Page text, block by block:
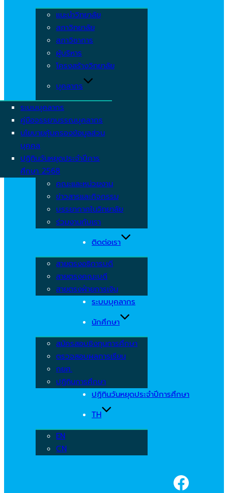
แนะนำวิทยาลัย
สภาวิทยาลัย
สภาวิชาการ
ผู้บริหาร
โครงสร้างวิทยาลัย
บุคลากร
ระบบบุคลากร
คู่มือจรรยาบรรณบุคลากร
นโยบายคุ้มครองข้อมูลส่วน
บุคคล
ปฏิทินวันหยุดประจำปีการ
ศึกษา 2568
คณะและหน่วยงาน
ข่าวสารและกิจกรรม
บรรยากาศในวิทยาลัย
ร่วมงานกับเรา
ติดต่อเรา
สายตรงอธิการบดี
สายตรงคณะบดี
สายตรงฝ่ายการเงิน
ระบบบุคลากร
นักศึกษา
สมัครสอบชิงทุนการศึกษา
ตรวจสอบผลการเรียน
กยศ.
ปฏิทินการศึกษา
ปฏิทินวันหยุดประจำปีการศึกษา
TH
EN
CN